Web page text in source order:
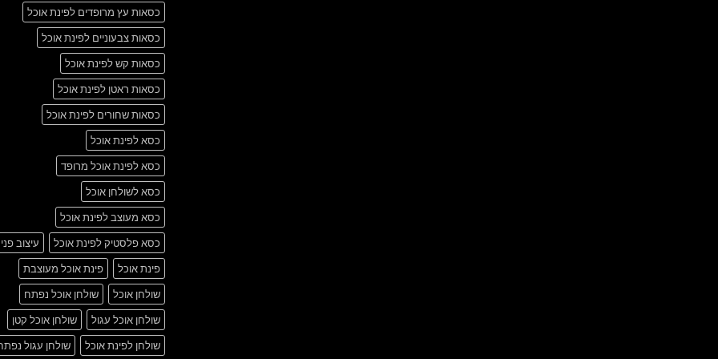
כסאות עץ מרופדים לפינת אוכל
כסאות צבעוניים לפינת אוכל
כסאות קש לפינת אוכל
כסאות ראטן לפינת אוכל
כסאות שחורים לפינת אוכל
כסא לפינת אוכל
כסא לפינת אוכל מרופד
כסא לשולחן אוכל
כסא מעוצב לפינת אוכל
כסא פלסטיק לפינת אוכל
עיצוב
פינת אוכל
פינת אוכל מעוצבת
שולחן אוכל
שולחן אוכל נפתח
שולחן אוכל עגול
שולחן אוכל קטן
שולחן לפינת אוכל
שולחן עגול